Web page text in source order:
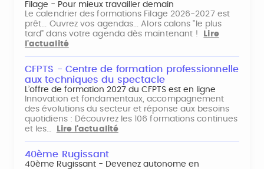
Filage - Pour mieux travailler demain
Le calendrier des formations Filage 2026-2027 est
prêt... Ouvrez vos agendas... Alors calons "le plus
tard" dans votre agenda dès maintenant !
Lire
l'actualité
CFPTS - Centre de formation professionnelle
aux techniques du spectacle
L’offre de formation 2027 du CFPTS est en ligne
Innovation et fondamentaux, accompagnement
des évolutions du secteur et réponse aux besoins
quotidiens : Découvrez les 106 formations continues
et les…
Lire l'actualité
40ème Rugissant
40ème Rugissant - Devenez autonome en